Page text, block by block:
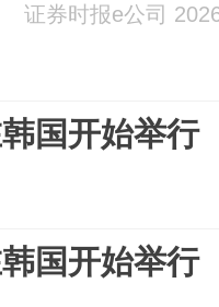
证券时报e公司
国开始举行
国开始举行